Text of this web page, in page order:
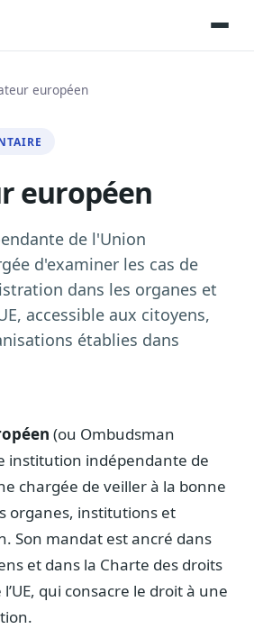
réponses sourcées
Sénat transcrites
des dossiers longs
radio
analysées avant 10 h
mot-clé
prises de position
sur un dossier
européen
européen
de l'Union
d'examiner les cas de
dans les organes et
accessible aux citoyens,
établies dans
(ou Ombudsman
institution indépendante de
chargée de veiller à la bonne
organes, institutions et
Son mandat est ancré dans
et dans la Charte des droits
qui consacre le droit à une